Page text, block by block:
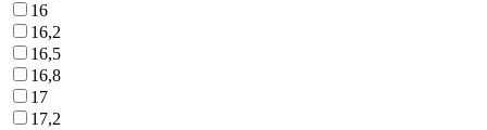
16
16,2
16,5
16,8
17
17,2